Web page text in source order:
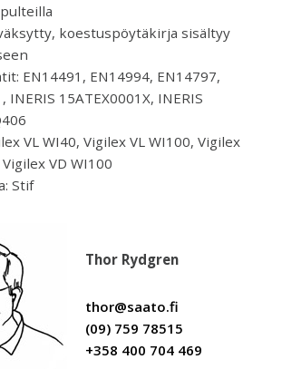
koestuspöytäkirja sisältyy
EN14491, EN14994, EN14797,
INERIS 15ATEX0001X, INERIS
VL WI40, Vigilex VL WI100, Vigilex
VD WI100
Stif
Thor Rydgren
thor@saato.fi
(09) 759 78515
+358 400 704 469